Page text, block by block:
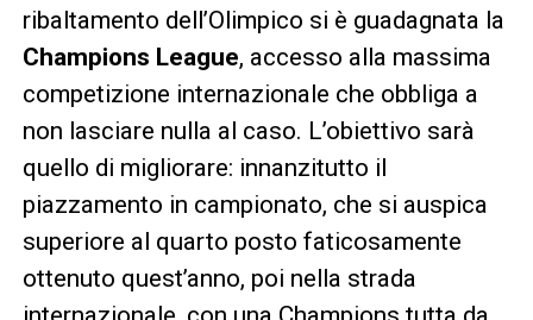
ribaltamento dell’Olimpico si è guadagnata la
Champions League, accesso alla massima
competizione internazionale che obbliga a
non lasciare nulla al caso. L’obiettivo sarà
quello di migliorare: innanzitutto il
piazzamento in campionato, che si auspica
superiore al quarto posto faticosamente
ottenuto quest’anno, poi nella strada